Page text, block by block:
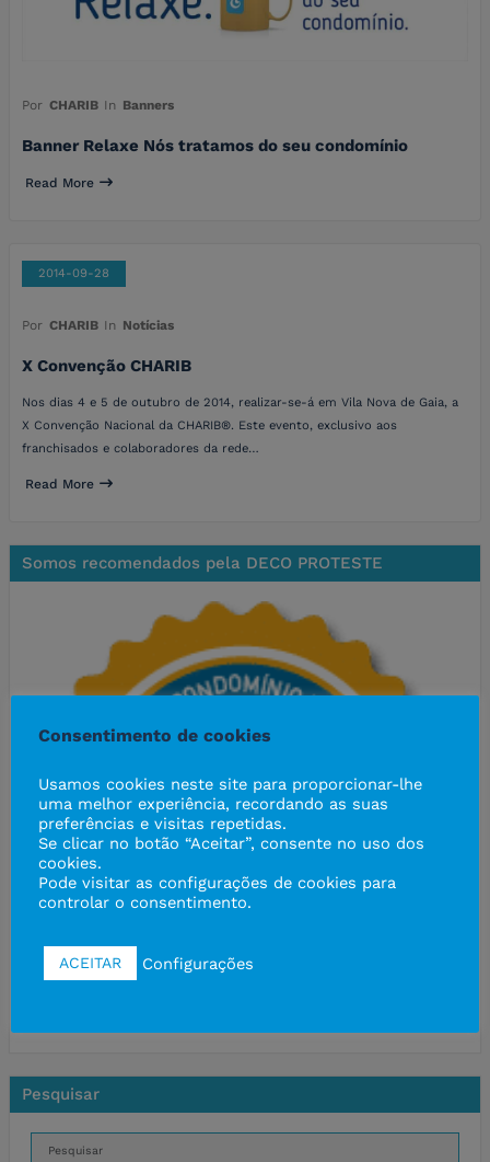
Por CHARIB In Banners
Banner Relaxe Nós tratamos do seu condomínio
Read More
2014-09-28
Por CHARIB In Notícias
X Convenção CHARIB
Nos dias 4 e 5 de outubro de 2014, realizar-se-á em Vila Nova de Gaia, a
X Convenção Nacional da CHARIB®. Este evento, exclusivo aos
franchisados e colaboradores da rede…
Read More
Somos recomendados pela DECO PROTESTE
Pesquisar
Consentimento de cookies
Usamos cookies neste site para proporcionar-lhe
uma melhor experiência, recordando as suas
preferências e visitas repetidas.
Se clicar no botão “Aceitar”, consente no uso dos
cookies.
Pode visitar as configurações de cookies para
controlar o consentimento.
ACEITAR Configurações